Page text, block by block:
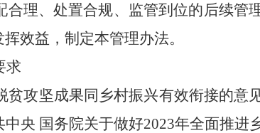
理、处置合规、监管到位的后续管
效益，制定本管理办法。
求
攻坚成果同乡村振兴有效衔接的意
中央 国务院关于做好2023年全面推进